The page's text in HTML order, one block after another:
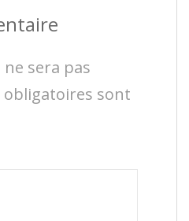
sera pas
obligatoires sont